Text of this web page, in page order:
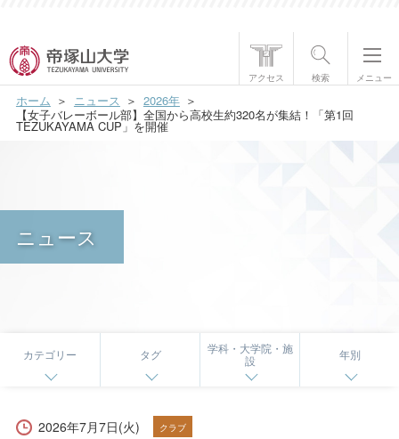
アクセス 検索 メニュー
帝塚山大学について
学部・大学院
研究・社会貢献
ホーム ニュース
2026年
【女子バレーボール部】全国から高校生約320名が集結！「第1回
TEZUKAYAMA CUP」を開催
ニュース
カテゴリー タグ
学科・大学院・施
設
年別
2026年7月7日(火) クラブ